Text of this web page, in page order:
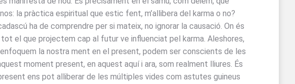
la pràctica espiritual que estic fent, m’allibera del karma o no?
ha de comprendre per si mateix, no ignorar la causació. On és
el que projectem cap al futur ve influenciat pel karma. Aleshores,
la nostra ment en el present, podem ser conscients de les
moment present, en aquest aquí i ara, som realment lliures. És
ens pot alliberar de les múltiples vides com astutes guineus